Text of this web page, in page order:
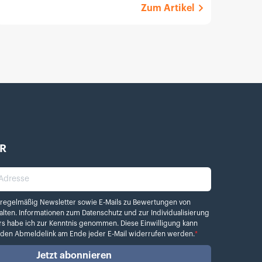
Zum Artikel
Newsletter sowie E-Mails zu Bewertungen von Kamera.de erhalten.
Newsletter sowie E-Mails zu Bewertungen von
Informationen zum Datenschutz und zur Individualisierung
habe ich zur Kenntnis genommen. Diese Einwilligung kann
Abmeldelink am Ende jeder E-Mail widerrufen werden.*
Jetzt abonnieren